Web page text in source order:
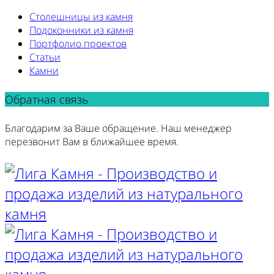
Столешницы из камня
Подоконники из камня
Портфолио проектов
Статьи
Камни
Обратная связь
Благодарим за Ваше обращение. Наш менеджер
перезвонит Вам в ближайшее время.